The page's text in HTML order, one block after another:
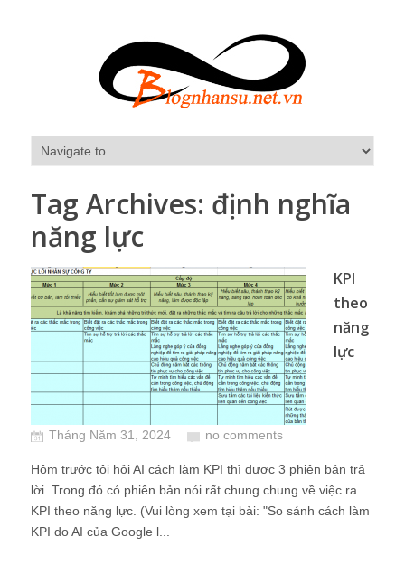
Tag Archives: định nghĩa
năng lực
KPI
theo
năng
lực
Tháng Năm 31, 2024 no comments
Hôm trước tôi hỏi AI cách làm KPI thì được 3 phiên bản trả
lời. Trong đó có phiên bản nói rất chung chung về việc ra
KPI theo năng lực. (Vui lòng xem tại bài: "So sánh cách làm
KPI do AI của Google l...